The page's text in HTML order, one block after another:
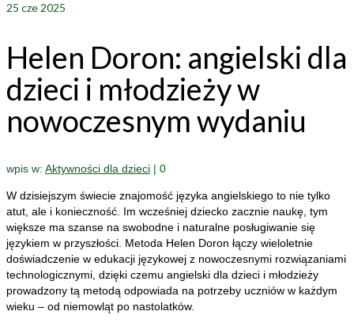
25 cze 2025
Helen Doron: angielski dla
dzieci i młodzieży w
nowoczesnym wydaniu
wpis w: Aktywności dla dzieci | 0
W dzisiejszym świecie znajomość języka angielskiego to nie tylko
atut, ale i konieczność. Im wcześniej dziecko zacznie naukę, tym
większe ma szanse na swobodne i naturalne posługiwanie się
językiem w przyszłości. Metoda Helen Doron łączy wieloletnie
doświadczenie w edukacji językowej z nowoczesnymi rozwiązaniami
technologicznymi, dzięki czemu angielski dla dzieci i młodzieży
prowadzony tą metodą odpowiada na potrzeby uczniów w każdym
wieku – od niemowląt po nastolatków.